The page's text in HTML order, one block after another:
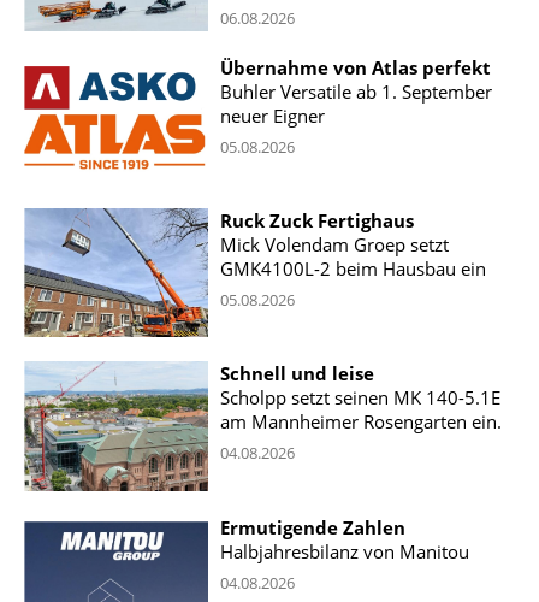
06.08.2026
Übernahme von Atlas perfekt
Buhler Versatile ab 1. September
neuer Eigner
05.08.2026
Ruck Zuck Fertighaus
Mick Volendam Groep setzt
GMK4100L-2 beim Hausbau ein
05.08.2026
Schnell und leise
Scholpp setzt seinen MK 140-5.1E
am Mannheimer Rosengarten ein.
04.08.2026
Ermutigende Zahlen
Halbjahresbilanz von Manitou
04.08.2026